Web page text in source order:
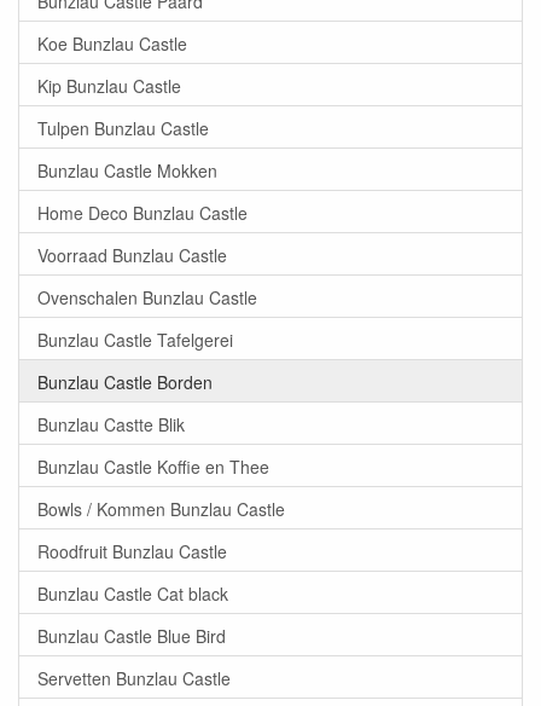
Koe Bunzlau Castle
Kip Bunzlau Castle
Tulpen Bunzlau Castle
Bunzlau Castle Mokken
Home Deco Bunzlau Castle
Voorraad Bunzlau Castle
Ovenschalen Bunzlau Castle
Bunzlau Castle Tafelgerei
Bunzlau Castle Borden
Bunzlau Castte Blik
Bunzlau Castle Koffie en Thee
Bowls / Kommen Bunzlau Castle
Roodfruit Bunzlau Castle
Bunzlau Castle Cat black
Bunzlau Castle Blue Bird
Servetten Bunzlau Castle